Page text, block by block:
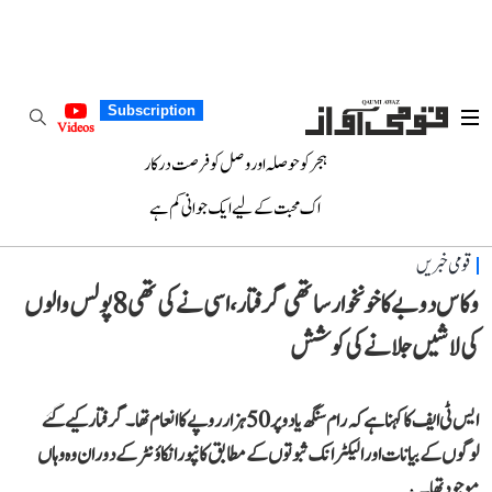
Subscription
Videos
ہجر کو حوصلہ اور وصل کو فرصت درکار
اک محبت کے لیے ایک جوانی کم ہے
قومی خبریں
وکاس دوبے کا خونخوار ساتھی گرفتار، اسی نے کی تھی 8 پولس والوں
کی لاشیں جلانے کی کوشش
ایس ٹی ایف کا کہنا ہے کہ رام سنگھ یادو پر 50 ہزار روپے کا انعام تھا۔ گرفتار کیے گئے
لوگوں کے بیانات اور الیکٹرانک ثبوتوں کے مطابق کانپور انکاؤنٹر کے دوران وہ وہاں